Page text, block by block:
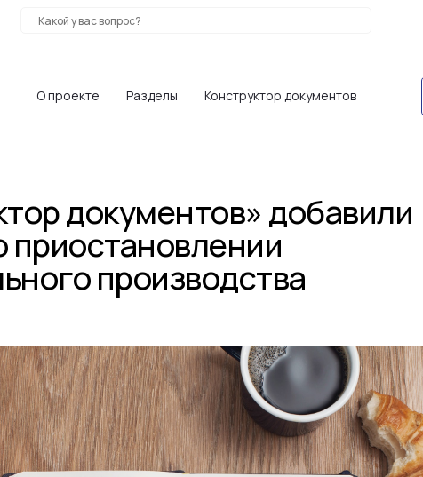
О проекте Разделы Конструктор документов
документов» добавили
приостановлении
производства